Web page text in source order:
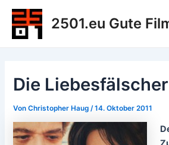
Zum
Inhalt
springen
2501.eu Gute
Die
VonChristopher Haug/14. Oktober 2011